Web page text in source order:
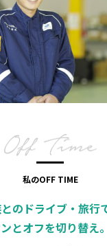
私のOFF TIME
のドライブ・旅行
とオフを切り替え。